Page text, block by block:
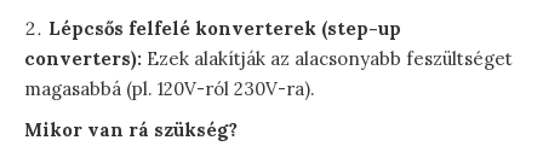
Lépcsős felfelé konverterek (step-up
converters): Ezek alakítják az alacsonyabb feszültséget
magasabbá (pl. 120V-ról 230V-ra).
Mikor van rá szükség?